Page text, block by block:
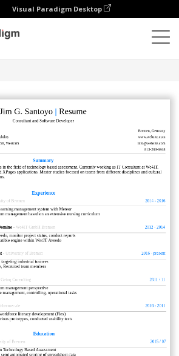
Visual Paradigm Desktop